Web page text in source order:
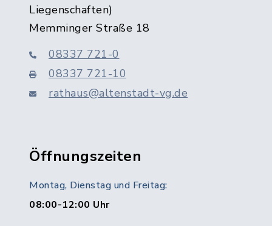
Liegenschaften)
Memminger Straße 18
08337 721-0
08337 721-10
rathaus@altenstadt-vg.de
Öffnungszeiten
Montag, Dienstag und Freitag:
08:00-12:00 Uhr